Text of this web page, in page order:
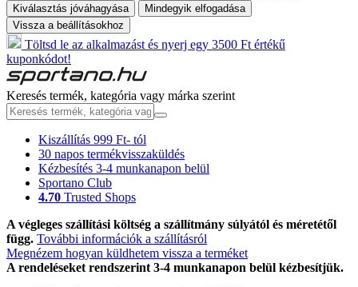
Kiválasztás jóváhagyása
Mindegyik elfogadása
Vissza a beállításokhoz
Töltsd le az alkalmazást és nyerj egy 3500 Ft értékű
kuponkódot!
Keresés termék, kategória vagy márka szerint
Kiszállítás 999 Ft- tól
30 napos termékvisszaküldés
Kézbesítés 3-4 munkanapon belül
Sportano Club
4.70 Trusted Shops
A végleges szállítási költség a szállítmány súlyától és méretétől
függ. További információk a szállításról
Megnézem hogyan küldhetem vissza a terméket
A rendeléseket rendszerint 3-4 munkanapon belül kézbesítjük.